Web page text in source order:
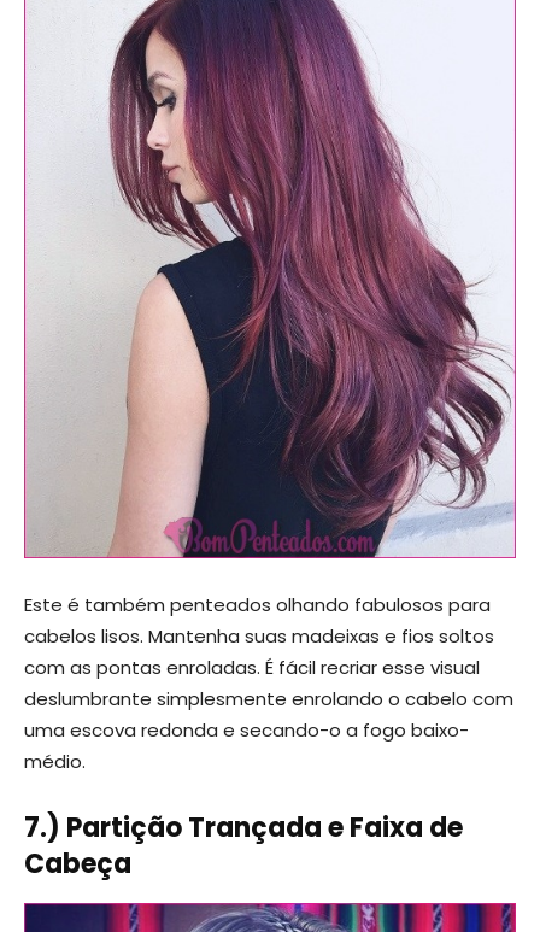
Este é também penteados olhando fabulosos para
cabelos lisos. Mantenha suas madeixas e fios soltos
com as pontas enroladas. É fácil recriar esse visual
deslumbrante simplesmente enrolando o cabelo com
uma escova redonda e secando-o a fogo baixo-
médio.
7.) Partição Trançada e Faixa de
Cabeça